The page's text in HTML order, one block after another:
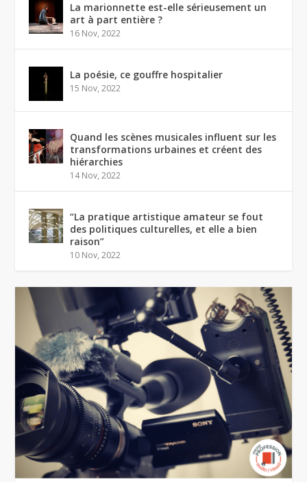
La marionnette est-elle sérieusement un
art à part entière ?
16 Nov, 2022
La poésie, ce gouffre hospitalier
15 Nov, 2022
Quand les scènes musicales influent sur les
transformations urbaines et créent des
hiérarchies
14 Nov, 2022
“La pratique artistique amateur se fout
des politiques culturelles, et elle a bien
raison”
10 Nov, 2022